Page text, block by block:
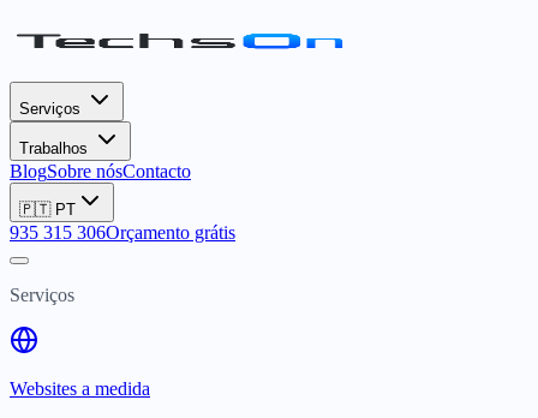
Serviços
Trabalhos
BlogSobre nósContacto
🇵🇹 PT
935 315 306Orçamento grátis
Serviços
Websites a medida